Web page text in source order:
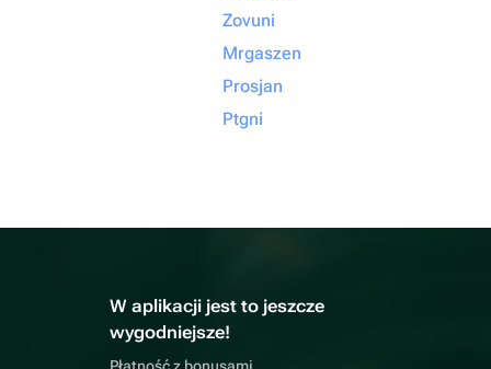
Zovuni
Mrgaszen
Prosjan
Ptgni
W aplikacji jest to jeszcze
wygodniejsze!